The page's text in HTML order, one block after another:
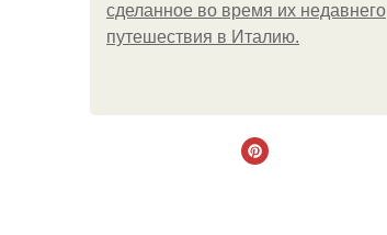
сделанное во время их недавнего
путешествия в Италию.